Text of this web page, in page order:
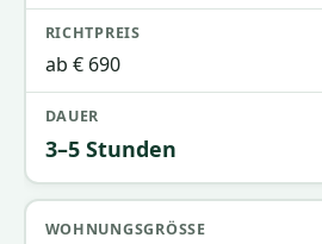
ab € 690
3–5 Stunden